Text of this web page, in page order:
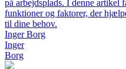
på arbejdsplads. I denne artikel
funktioner og faktorer, der
til dine behov.
Inger Borg
Inger
Borg